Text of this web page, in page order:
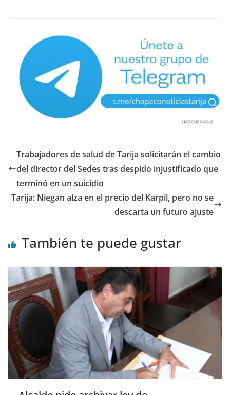
Trabajadores de salud de Tarija solicitarán el cambio
del director del Sedes tras despido injustificado que
terminó en un suicidio
Tarija: Niegan alza en el precio del Karpil, pero no se
descarta un futuro ajuste
También te puede gustar